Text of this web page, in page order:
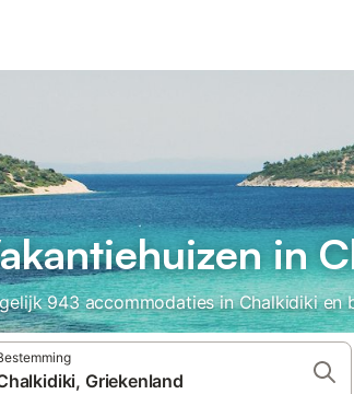
in
943 accommodaties in Chalkidiki en